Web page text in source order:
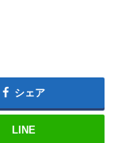
シェア
LINE